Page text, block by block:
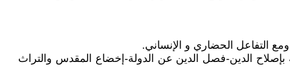
بإصلاح الدين-فصل الدين عن الدولة-إخضاع المقدس والتراث